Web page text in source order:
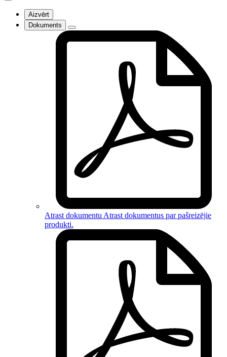
Aizvērt
Dokuments
Atrast dokumentu Atrast dokumentus parpašreizējie
produkti.